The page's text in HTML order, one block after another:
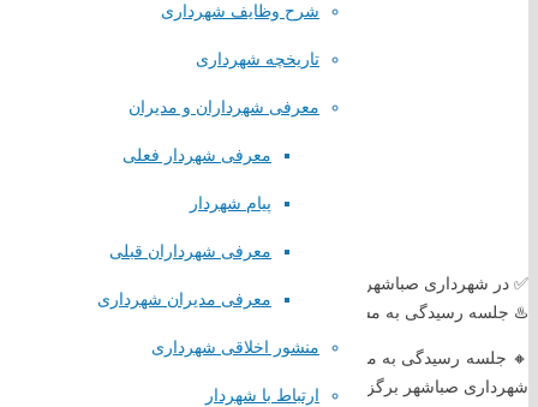
شرح وظایف شهرداری
تاریخچه شهرداری
معرفی شهرداران و مدیران
معرفی شهردار فعلی
پیام شهردار
معرفی شهرداران قبلی
معرفی مدیران شهرداری
منشور اخلاقی شهرداری
ارتباط با شهردار
✅ در شهرداری صباشهر برگزار شد:
♨️ جلسه رسیدگی به مشکلات لکۀ صنعتی صباباتری
🔸 جلسه رسیدگی به مسایل و مشکلات لکۀ صنعتی صباباتری با حضور
شهرداری صباشهر برگزار شد
یگاه اطلاع رسانی مقام معظم رهبری
پایگاه اطلاع رسانی ریاست جمهوری
پایگاه وزارت کشور